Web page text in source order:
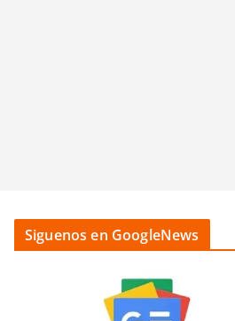
Siguenos en GoogleNews